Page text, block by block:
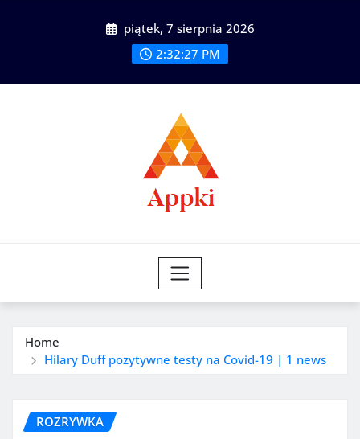
piątek, 7 sierpnia 2026
2:32:28 PM
Home
Hilary Duff pozytywne testy na Covid-19 | 1 news
ROZRYWKA